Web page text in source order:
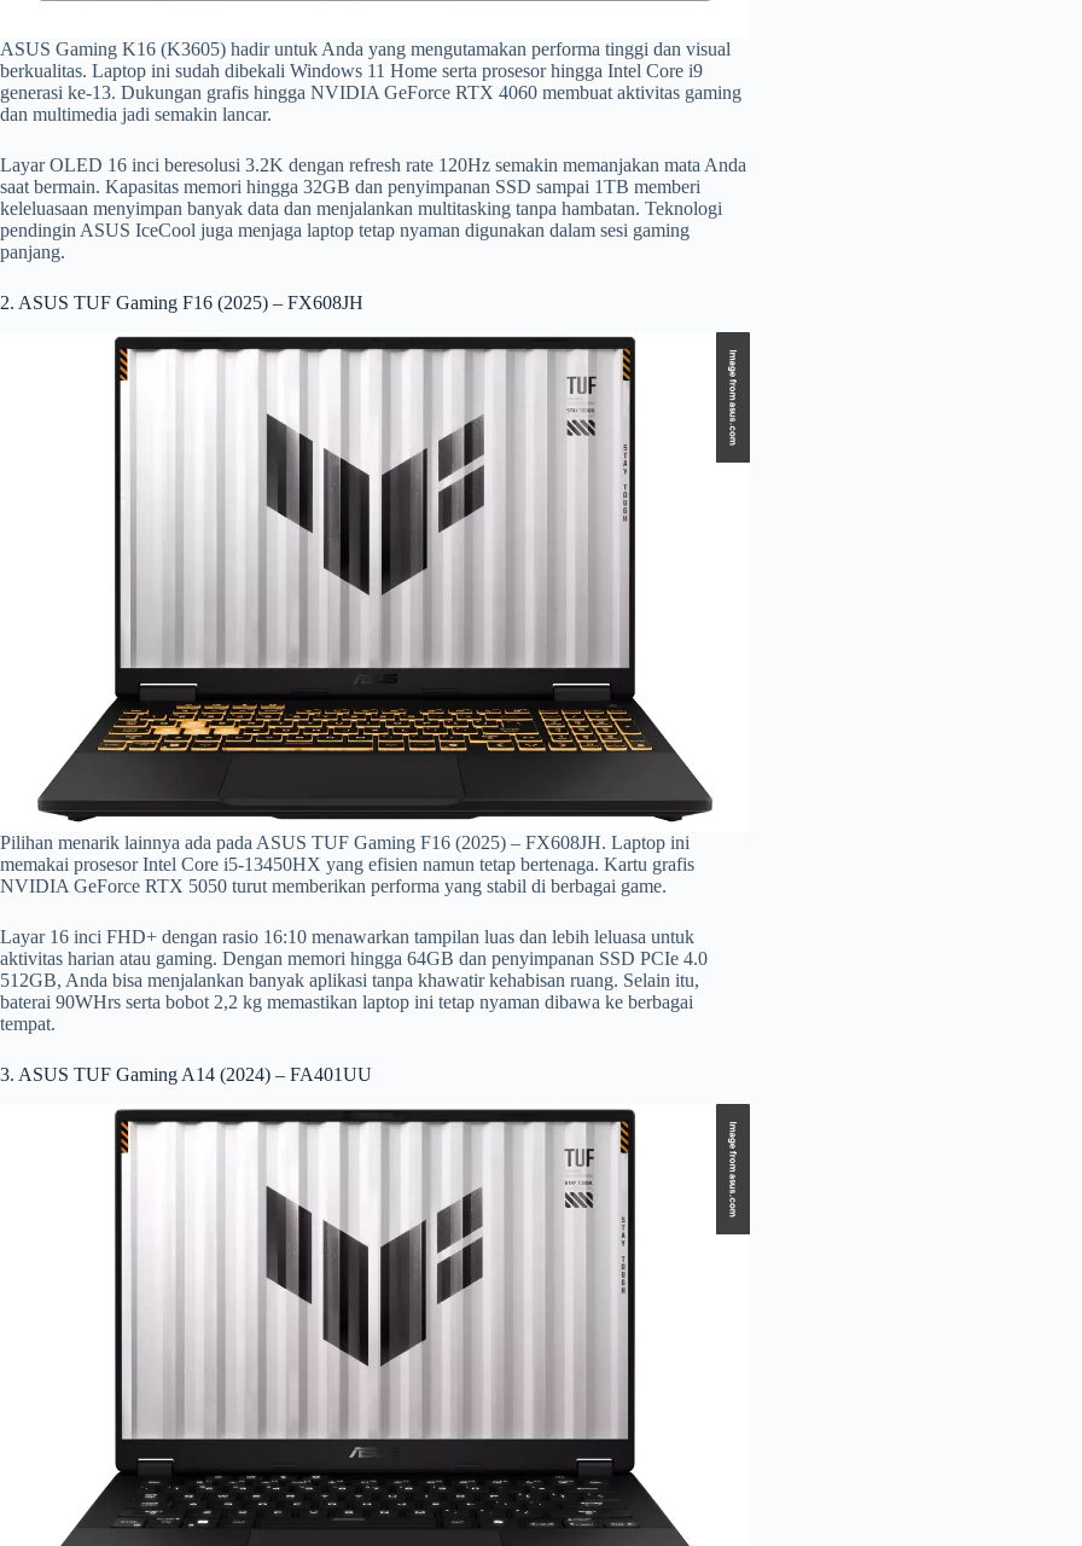
ASUS Gaming K16 (K3605) hadir untuk Anda yang mengutamakan performa tinggi dan visual
berkualitas. Laptop ini sudah dibekali Windows 11 Home serta prosesor hingga Intel Core i9
generasi ke-13. Dukungan grafis hingga NVIDIA GeForce RTX 4060 membuat aktivitas gaming
dan multimedia jadi semakin lancar.
Layar OLED 16 inci beresolusi 3.2K dengan refresh rate 120Hz semakin memanjakan mata Anda
saat bermain. Kapasitas memori hingga 32GB dan penyimpanan SSD sampai 1TB memberi
keleluasaan menyimpan banyak data dan menjalankan multitasking tanpa hambatan. Teknologi
pendingin ASUS IceCool juga menjaga laptop tetap nyaman digunakan dalam sesi gaming
panjang.
2. ASUS TUF Gaming F16 (2025) – FX608JH
Pilihan menarik lainnya ada pada ASUS TUF Gaming F16 (2025) – FX608JH. Laptop ini
memakai prosesor Intel Core i5-13450HX yang efisien namun tetap bertenaga. Kartu grafis
NVIDIA GeForce RTX 5050 turut memberikan performa yang stabil di berbagai game.
Layar 16 inci FHD+ dengan rasio 16:10 menawarkan tampilan luas dan lebih leluasa untuk
aktivitas harian atau gaming. Dengan memori hingga 64GB dan penyimpanan SSD PCIe 4.0
512GB, Anda bisa menjalankan banyak aplikasi tanpa khawatir kehabisan ruang. Selain itu,
baterai 90WHrs serta bobot 2,2 kg memastikan laptop ini tetap nyaman dibawa ke berbagai
tempat.
3. ASUS TUF Gaming A14 (2024) – FA401UU